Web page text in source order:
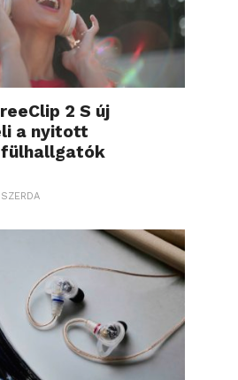
2 S új
a nyitott